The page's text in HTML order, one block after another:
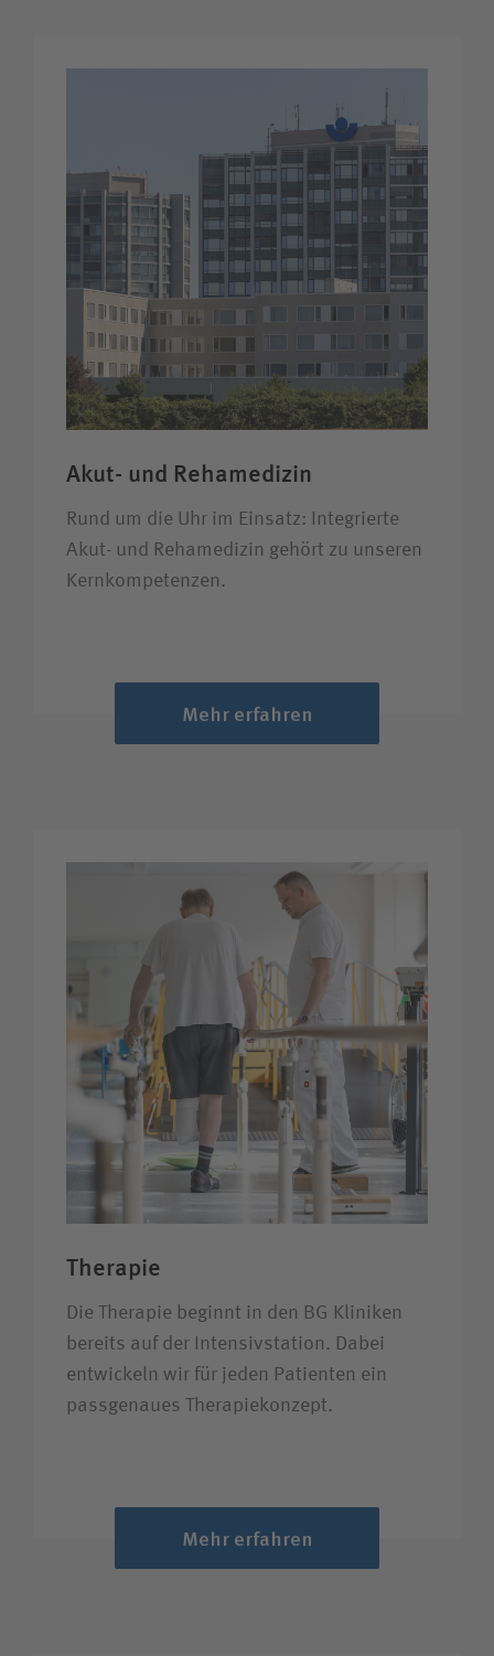
Akut- und Rehamedizin
Rund um die Uhr im Einsatz: Integrierte
Akut- und Reha­medizin gehört zu unseren
Kern­kompetenzen.
Mehr erfahren
Therapie
Die Therapie beginnt in den BG Kliniken
bereits auf der Intensiv­station. Dabei
entwickeln wir für jeden Patienten ein
pass­genaues Therapie­konzept.
Mehr erfahren